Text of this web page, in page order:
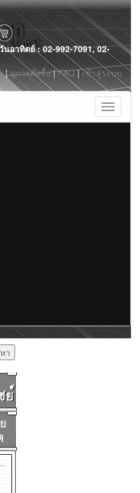
อาทิตย์ : 02-992-7091, 02-
|ดูการสั่งซื้อ|FAQ|เข้าสู่ระบบ
Toggle